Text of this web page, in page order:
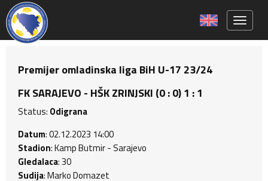
Premijer omladinska liga BiH U-17 23/24
FK SARAJEVO - HŠK ZRINJSKI (0 : 0) 1 : 1
Status: Odigrana
Datum: 02.12.2023 14:00
Stadion: Kamp Butmir - Sarajevo
Gledalaca: 30
Sudija: Marko Domazet